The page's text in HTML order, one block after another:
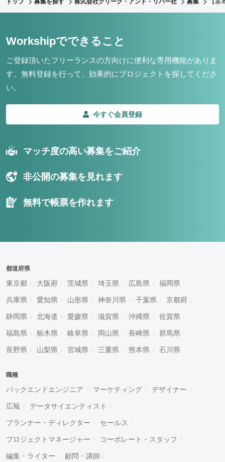
トップ 募集を探す 株式会社クリーク・アンド・リバー社 募集 【
Workshipでできること
ご登録頂いたフリーランスの方向けに便利な専用機能がありま
す。 無料登録を行って、効果的にプロジェクトを探してくださ
い。
今すぐ会員登録
マッチ度の高い募集をご紹介
非公開の募集を見れます
無料で帳票を作れます
都道府県
東京都 大阪府 茨城県 埼玉県 広島県 福岡県
兵庫県 愛知県 山形県 神奈川県 千葉県 京都府
静岡県 北海道 愛媛県 滋賀県 沖縄県 佐賀県
福島県 栃木県 岐阜県 岡山県 長崎県 群馬県
長野県 山梨県 宮城県 三重県 熊本県 石川県
職種
バックエンドエンジニア マーケティング デザイナー
広報 データサイエンティスト
プランナー・ディレクター セールス
プロジェクトマネージャー コーポレート・スタッフ
編集・ライター 顧問・講師